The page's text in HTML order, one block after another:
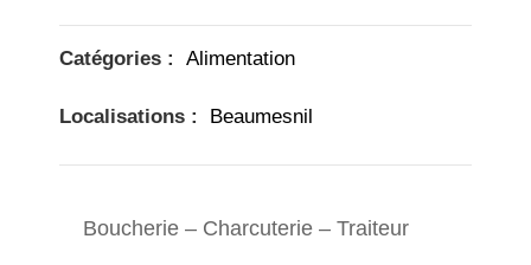
Catégories : Alimentation
Localisations : Beaumesnil
Boucherie – Charcuterie – Traiteur